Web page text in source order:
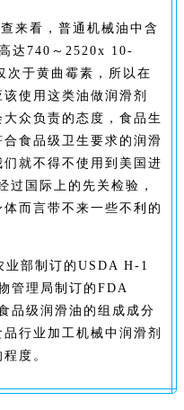
来看，普通机械油中含
达740～2520x 10-
次于黄曲霉素，所以在
使用这类油做润滑剂
众负责的态度，食品生
食品级卫生要求的润滑
就不得不使用到美国进
过国际上的先关检验，
而言带不来一些不利的
部制订的USDA H-1
管理局制订的FDA
品级润滑油的组成成分
行业加工机械中润滑剂
度。